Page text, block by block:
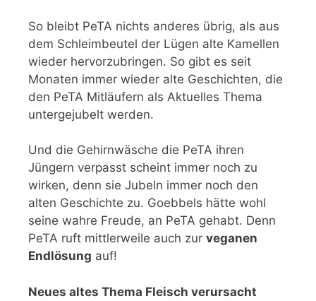
So bleibt PeTA nichts anderes übrig, als aus
dem Schleimbeutel der Lügen alte Kamellen
wieder hervorzubringen. So gibt es seit
Monaten immer wieder alte Geschichten, die
den PeTA Mitläufern als Aktuelles Thema
untergejubelt werden.
Und die Gehirnwäsche die PeTA ihren
Jüngern verpasst scheint immer noch zu
wirken, denn sie Jubeln immer noch den
alten Geschichte zu. Goebbels hätte wohl
seine wahre Freude, an PeTA gehabt. Denn
PeTA ruft mittlerweile auch zur veganen
Endlösung auf!
Neues altes Thema Fleisch verursacht